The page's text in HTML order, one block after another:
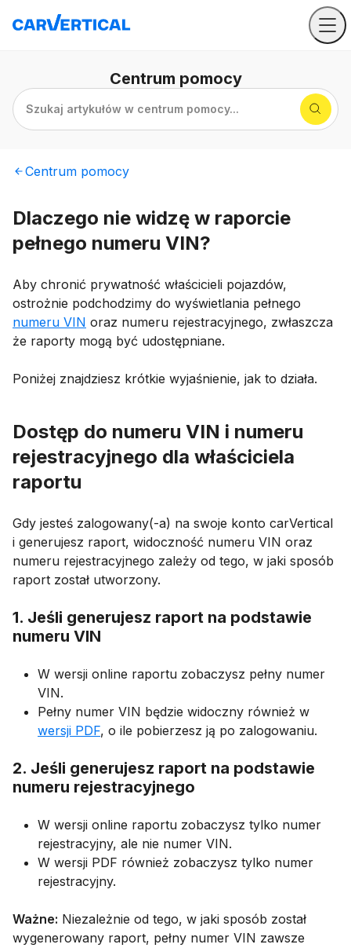
Centrum pomocy
Szukaj artykułów w centrum pomocy...
Centrum pomocy
Dlaczego nie widzę w raporcie
pełnego numeru VIN?
Aby chronić prywatność właścicieli pojazdów,
ostrożnie podchodzimy do wyświetlania pełnego
numeru VIN oraz numeru rejestracyjnego, zwłaszcza
że raporty mogą być udostępniane.
Poniżej znajdziesz krótkie wyjaśnienie, jak to działa.
Dostęp do numeru VIN i numeru
rejestracyjnego dla właściciela
raportu
Gdy jesteś zalogowany(-a) na swoje konto carVertical
i generujesz raport, widoczność numeru VIN oraz
numeru rejestracyjnego zależy od tego, w jaki sposób
raport został utworzony.
1. Jeśli generujesz raport na podstawie
numeru VIN
W wersji online raportu zobaczysz pełny numer
VIN.
Pełny numer VIN będzie widoczny również w
wersji PDF, o ile pobierzesz ją po zalogowaniu.
2. Jeśli generujesz raport na podstawie
numeru rejestracyjnego
W wersji online raportu zobaczysz tylko numer
rejestracyjny, ale nie numer VIN.
W wersji PDF również zobaczysz tylko numer
rejestracyjny.
Ważne: Niezależnie od tego, w jaki sposób został
wygenerowany raport, pełny numer VIN zawsze